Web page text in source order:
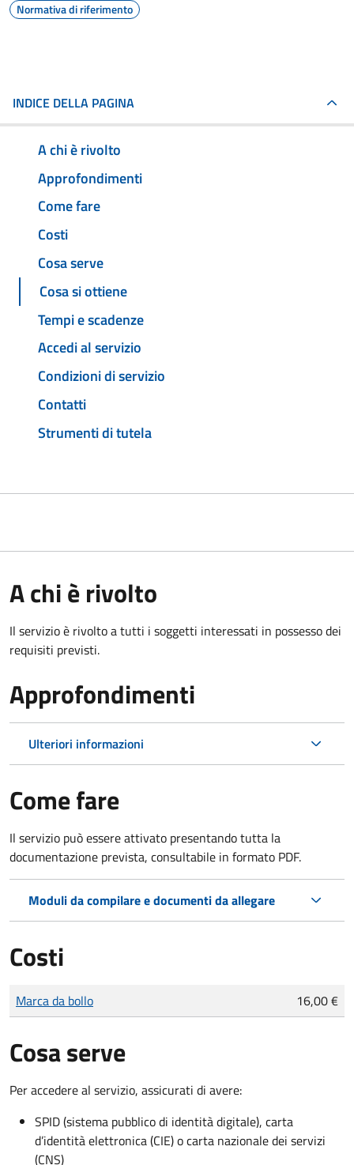
Normativa di riferimento
INDICE DELLA PAGINA
A chi è rivolto
Approfondimenti
Come fare
Costi
Cosa serve
Cosa si ottiene
Tempi e scadenze
Accedi al servizio
Condizioni di servizio
Contatti
Strumenti di tutela
A chi è rivolto
Il servizio è rivolto a tutti i soggetti interessati in possesso dei
requisiti previsti.
Approfondimenti
Ulteriori informazioni
Come fare
Il servizio può essere attivato presentando tutta la
documentazione prevista, consultabile in formato PDF.
Moduli da compilare e documenti da allegare
Costi
Tipo di pagamento
Importo
Marca da bollo 16,00 €
Cosa serve
Per accedere al servizio, assicurati di avere:
SPID (sistema pubblico di identità digitale), carta
d’identità elettronica (CIE) o carta nazionale dei servizi
(CNS)